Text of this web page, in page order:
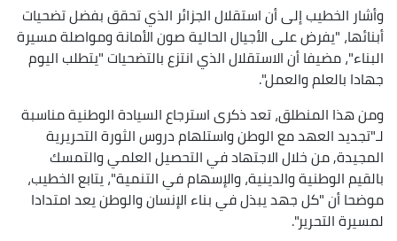
وأشار الخطيب إلى أن استقلال الجزائر الذي تحقق بفضل تضحيات
أبنائها، "يفرض على الأجيال الحالية صون الأمانة ومواصلة مسيرة
البناء"، مضيفا أن الاستقلال الذي انتزع بالتضحيات "يتطلب اليوم
جهادا بالعلم والعمل".
ومن هذا المنطلق، تعد ذكرى استرجاع السيادة الوطنية مناسبة
لـ"تجديد العهد مع الوطن واستلهام دروس الثورة التحريرية
المجيدة, من خلال الاجتهاد في التحصيل العلمي والتمسك
بالقيم الوطنية والدينية، والإسهام في التنمية"، يتابع الخطيب،
موضحا أن "كل جهد يبذل في بناء الإنسان والوطن يعد امتدادا
لمسيرة التحرير".